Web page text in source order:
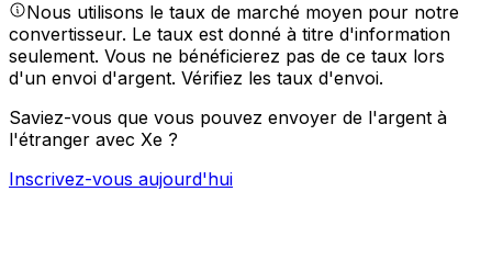
Nous utilisons le taux de marché moyen pour notre
convertisseur. Le taux est donné à titre d'information
seulement. Vous ne bénéficierez pas de ce taux lors
d'un envoi d'argent. Vérifiez les taux d'envoi.
Saviez-vous que vous pouvez envoyer de l'argent à
l'étranger avec Xe ?
Inscrivez-vous aujourd'hui